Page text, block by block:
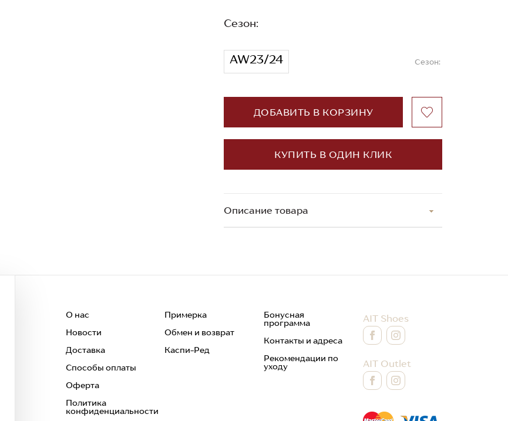
Сезон:
AW23/24 Сезон:
ДОБАВИТЬ В КОРЗИНУ
КУПИТЬ В ОДИН КЛИК
Описание товара
О нас
Новости
Доставка
Способы оплаты
Оферта
Политика
конфиденциальности
Примерка
Обмен и возврат
Каспи-Ред
Бонусная
программа
Контакты и адреса
Рекомендации по
уходу
AIT Shoes
AIT Outlet